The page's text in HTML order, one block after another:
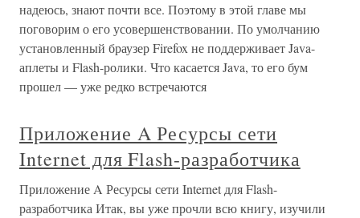
надеюсь, знают почти все. Поэтому в этой главе мы
поговорим о его усовершенствовании. По умолчанию
установленный браузер Firefox не поддерживает Java-
аплеты и Flash-ролики. Что касается Java, то его бум
прошел — уже редко встречаются
Приложение A Ресурсы сети
Internet для Flash-разработчика
Приложение A Ресурсы сети Internet для Flash-
разработчика Итак, вы уже прочли всю книгу, изучили